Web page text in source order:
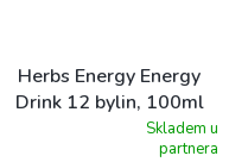
Herbs Energy Energy
Drink 12 bylin, 100ml
Skladem u
partnera